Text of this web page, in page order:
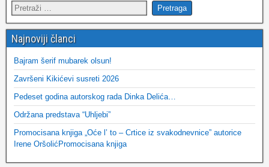
Najnoviji članci
Bajram šerif mubarek olsun!
Završeni Kikićevi susreti 2026
Pedeset godina autorskog rada Dinka Delića…
Održana predstava “Uhljebi”
Promocisana knjiga „Oće l’ to – Crtice iz svakodnevnice” autorice
Irene OršolićPromocisana knjiga